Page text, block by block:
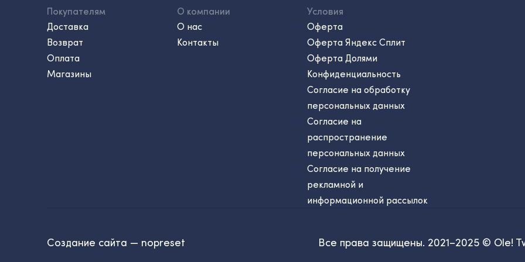
Покупателям
Доставка
Возврат
Оплата
Магазины
О компании
О нас
Контакты
Условия
Оферта
Оферта Яндекс Сплит
Оферта Долями
Конфиденциальность
Согласие на обработку
персональных данных
Согласие на
распространение
персональных данных
Согласие на получение
рекламной и
информационной рассылок
Создание сайта — nopreset Все права защищены. 2021–2025 © Ole!